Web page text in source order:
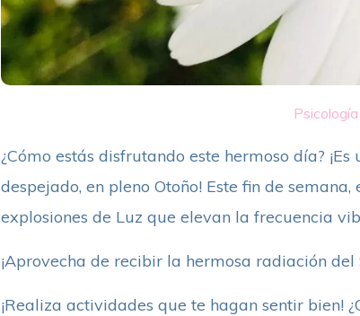
¿Cómo estás disfrutando este hermoso día?
despejado, en pleno Otoño! Este fin de
explosiones de Luz que elevan la frecuencia
¡Aprovecha de recibir la hermosa radiación
¡Realiza actividades que te hagan sentir bien!